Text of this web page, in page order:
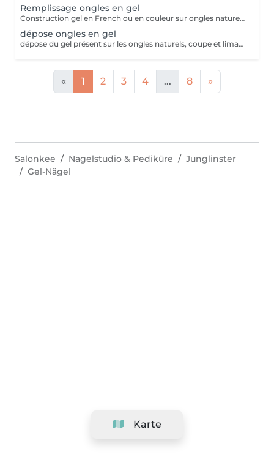
Remplissage ongles en gel
Construction gel en French ou en couleur sur ongles naturels.
dépose ongles en gel
dépose du gel présent sur les ongles naturels, coupe et limage des ongles naturels
« 1 2 3 4 ... 8 »
Karte
Salonkee Nagelstudio & Pediküre
Junglinster
Gel-Nägel